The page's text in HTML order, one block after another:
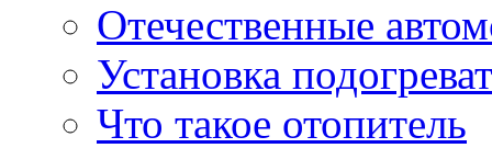
Отечественные
Установка
Что такое отопитель